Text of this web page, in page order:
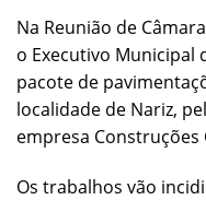
Na Reunião de
o Executivo
pacote de
localidade de Nariz,
empresa Construções
Os trabalhos vão